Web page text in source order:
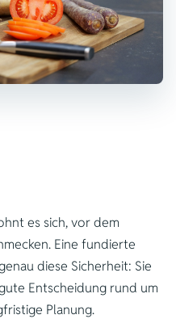
es sich, vor dem
Eine fundierte
diese Sicherheit: Sie
Entscheidung rund um
Planung.